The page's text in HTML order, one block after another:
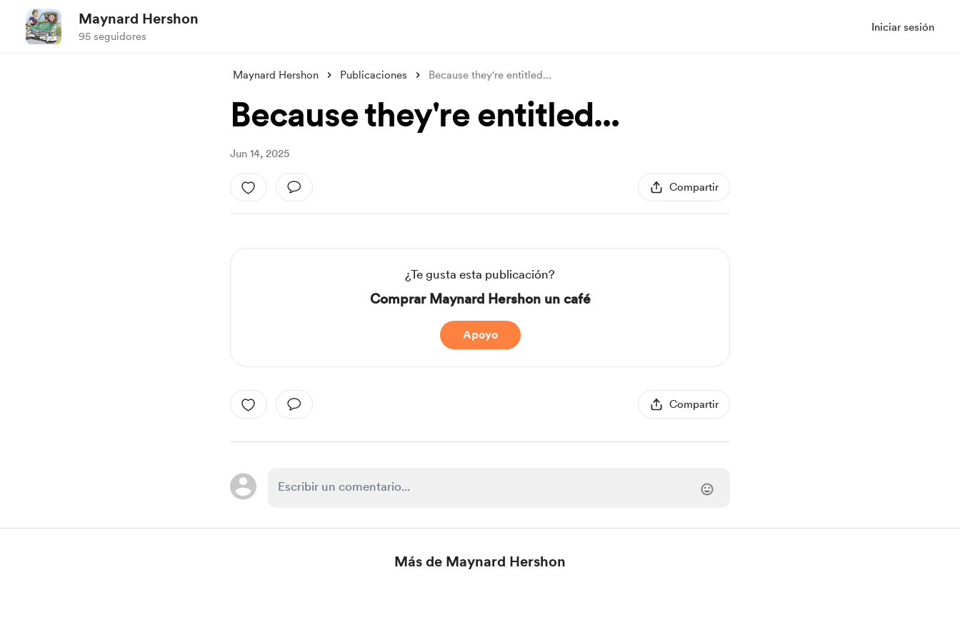
Maynard Hershon
95 seguidores
Iniciar sesión
Maynard Hershon Publicaciones Because they're entitled...
Because they're entitled...
Jun 14, 2025
Compartir
¿Te gusta esta publicación?
Comprar Maynard Hershon un café
Apoyo
Compartir
Más de Maynard Hershon